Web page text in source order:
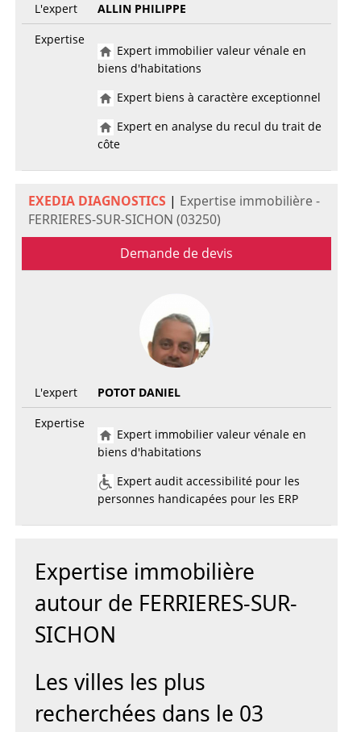
L'expert
ALLIN PHILIPPE
Expertise
Expert immobilier valeur vénale en
biens d'habitations
Expert biens à caractère exceptionnel
Expert en analyse du recul du trait de
côte
EXEDIA DIAGNOSTICS | Expertise immobilière -
FERRIERES-SUR-SICHON (03250)
Demande de devis
L'expert
POTOT DANIEL
Expertise
Expert immobilier valeur vénale en
biens d'habitations
Expert audit accessibilité pour les
personnes handicapées pour les ERP
Expertise immobilière
autour de FERRIERES-SUR-
SICHON
Les villes les plus
recherchées dans le 03